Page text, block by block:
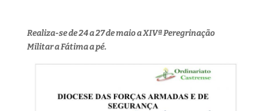
Realiza-se de 24 a 27 de maio a XIVª Peregrinação
Militar a Fátima a pé.